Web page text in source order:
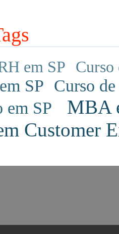
em SP Curso
SP Curso
em SP
MBA
Customer